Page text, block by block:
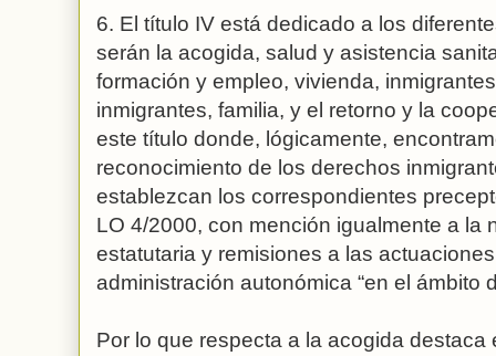
6. El título IV está dedicado a los
serán la acogida, salud y asistencia
formación y empleo, vivienda,
inmigrantes, familia, y el retorno y la
este título donde, lógicamente,
reconocimiento de los derechos
establezcan los correspondientes
LO 4/2000, con mención igualmente a la
estatutaria y remisiones a las
administración autonómica “en el ámbito
Por lo que respecta a la acogida